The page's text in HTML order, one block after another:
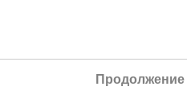
Продолжение